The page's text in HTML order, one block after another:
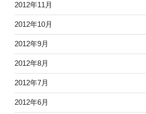
2012年11月
2012年10月
2012年9月
2012年8月
2012年7月
2012年6月